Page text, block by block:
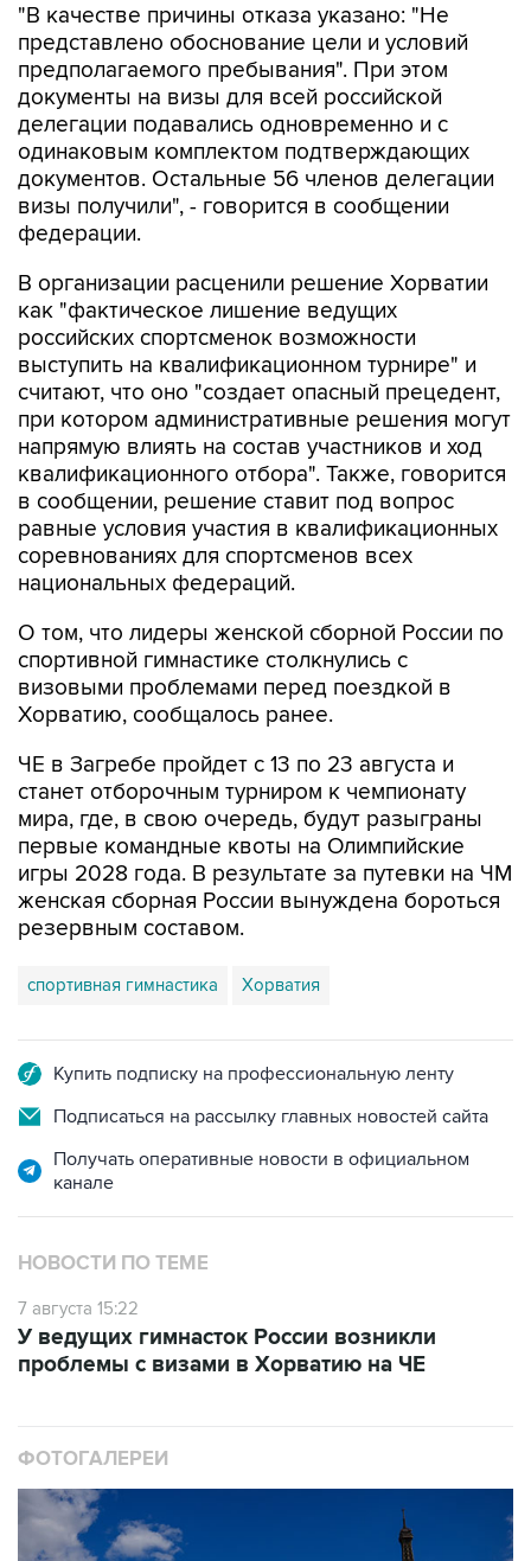
"В качестве причины отказа указано: "Не
представлено обоснование цели и условий
предполагаемого пребывания". При этом
документы на визы для всей российской
делегации подавались одновременно и с
одинаковым комплектом подтверждающих
документов. Остальные 56 членов делегации
визы получили", - говорится в сообщении
федерации.
В организации расценили решение Хорватии
как "фактическое лишение ведущих
российских спортсменок возможности
выступить на квалификационном турнире" и
считают, что оно "создает опасный прецедент,
при котором административные решения могут
напрямую влиять на состав участников и ход
квалификационного отбора". Также, говорится
в сообщении, решение ставит под вопрос
равные условия участия в квалификационных
соревнованиях для спортсменов всех
национальных федераций.
О том, что лидеры женской сборной России по
спортивной гимнастике столкнулись с
визовыми проблемами перед поездкой в
Хорватию, сообщалось ранее.
ЧЕ в Загребе пройдет с 13 по 23 августа и
станет отборочным турниром к чемпионату
мира, где, в свою очередь, будут разыграны
первые командные квоты на Олимпийские
игры 2028 года. В результате за путевки на ЧМ
женская сборная России вынуждена бороться
резервным составом.
спортивная гимнастика Хорватия
Купить подписку на профессиональную ленту
Подписаться на рассылку главных новостей сайта
Получать оперативные новости в официальном
канале
НОВОСТИ ПО ТЕМЕ
7 августа 15:22
У ведущих гимнасток России возникли
проблемы с визами в Хорватию на ЧЕ
ФОТОГАЛЕРЕИ